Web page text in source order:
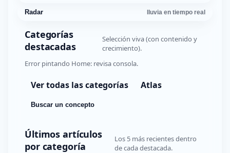
Radar lluvia en tiempo real
Categorías
destacadas
Selección viva (con contenido y
crecimiento).
Error pintando Home: revisa consola.
Ver todas las categorías Atlas
Buscar un concepto
Últimos artículos
por categoría
Los 5 más recientes dentro
de cada destacada.